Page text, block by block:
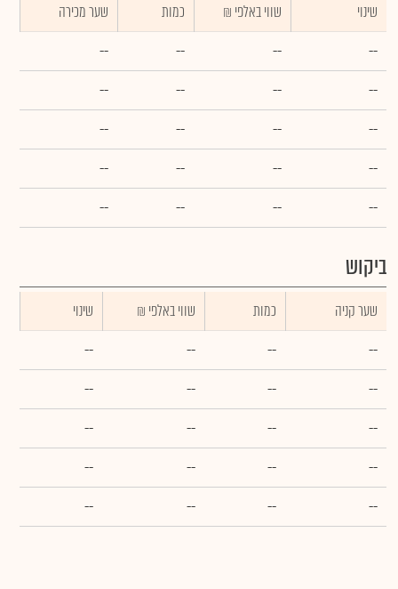
שינוי ₪ שווי באלפי כמות
שער מכירה
--
--
--
--
--
--
--
--
--
--
--
--
--
--
--
--
--
--
--
--
ביקוש
שער קניה כמות ₪ שווי באלפי
שינוי
--
--
--
--
--
--
--
--
--
--
--
--
--
--
--
--
--
--
--
--